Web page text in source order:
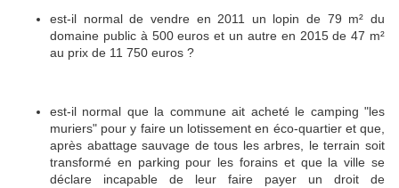
est-il normal de vendre en 2011 un lopin de 79 m² du
domaine public à 500 euros et un autre en 2015 de 47 m²
au prix de 11 750 euros ?
est-il normal que la commune ait acheté le camping "les
muriers" pour y faire un lotissement en éco-quartier et que,
après abattage sauvage de tous les arbres, le terrain soit
transformé en parking pour les forains et que la ville se
déclare incapable de leur faire payer un droit de